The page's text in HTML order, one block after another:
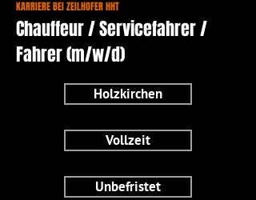
KARRIERE BEI ZEILHOFER HHT
Chauffeur / Servicefahrer /
Fahrer (m/w/d)
Holzkirchen
Vollzeit
Unbefristet